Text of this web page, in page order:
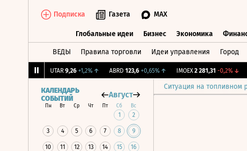
Подписка Газета MAX
Глобальные идеи Бизнес Экономика
ВЕДЫ Правила торговли Идеи управления Город
UTAR 9,26 +1,2%↑ ABRD 123,6 +0,65%↑ IMOEX 2 281,31 -0,2%↓
Ситуация на топливном
КАЛЕНДАРЬ
СОБЫТИЙ
Август
Пн Вт Ср Чт Пт Сб Вс
1 2
3 4 5 6 7 8 9
10 11 12 13 14 15 16